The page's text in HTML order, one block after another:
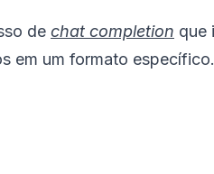
de chat completion que
em um formato